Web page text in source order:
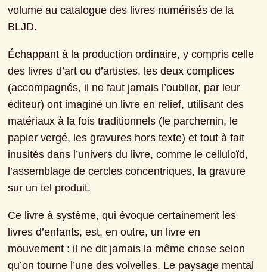
volume au catalogue des livres numérisés de la
BLJD.
Échappant à la production ordinaire, y compris celle
des livres d’art ou d’artistes, les deux complices
(accompagnés, il ne faut jamais l’oublier, par leur
éditeur) ont imaginé un livre en relief, utilisant des
matériaux à la fois traditionnels (le parchemin, le
papier vergé, les gravures hors texte) et tout à fait
inusités dans l’univers du livre, comme le celluloïd,
l’assemblage de cercles concentriques, la gravure
sur un tel produit.
Ce livre à système, qui évoque certainement les
livres d’enfants, est, en outre, un livre en
mouvement : il ne dit jamais la même chose selon
qu’on tourne l’une des volvelles. Le paysage mental